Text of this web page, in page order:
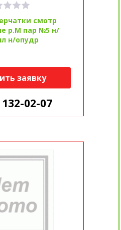
смотр
р.M пар №5 н/
н/опудр
заявку
02-07